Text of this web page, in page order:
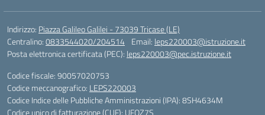
Indirizzo: Piazza Galileo Galilei - 73039 Tricase (LE)
Centralino:0833544020/204514 Email: leps220003@istruzione.it
Posta elettronica certificata (PEC): leps220003@pec.istruzione.it
Codice fiscale: 90057020753
Codice meccanografico: LEPS220003
Codice Indice delle Pubbliche Amministrazioni (IPA): 8SH4634M
Codice unico di fatturazione (CUF): UFOZ7S